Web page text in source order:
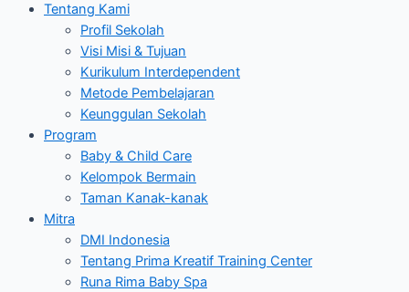
Tentang Kami
Profil Sekolah
Visi Misi & Tujuan
Kurikulum Interdependent
Metode Pembelajaran
Keunggulan Sekolah
Program
Baby & Child Care
Kelompok Bermain
Taman Kanak-kanak
Mitra
DMI Indonesia
Tentang Prima Kreatif Training Center
Runa Rima Baby Spa